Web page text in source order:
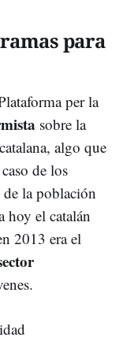
para
per la
sobre la
algo que
de los
la población
hoy el catalán
2013 era el